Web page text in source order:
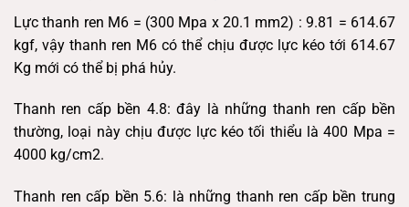
Lực thanh ren M6 = (300 Mpa x 20.1 mm2) : 9.81 = 614.67
kgf, vậy thanh ren M6 có thể chịu được lực kéo tới 614.67
Kg mới có thể bị phá hủy.
Thanh ren cấp bền 4.8: đây là những thanh ren cấp bền
thường, loại này chịu được lực kéo tối thiểu là 400 Mpa =
4000 kg/cm2.
Thanh ren cấp bền 5.6: là những thanh ren cấp bền trung